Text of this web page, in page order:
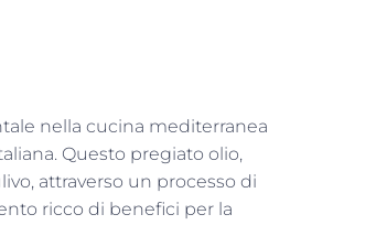
nella cucina mediterranea
Questo pregiato olio,
attraverso un processo di
ricco di benefici per la